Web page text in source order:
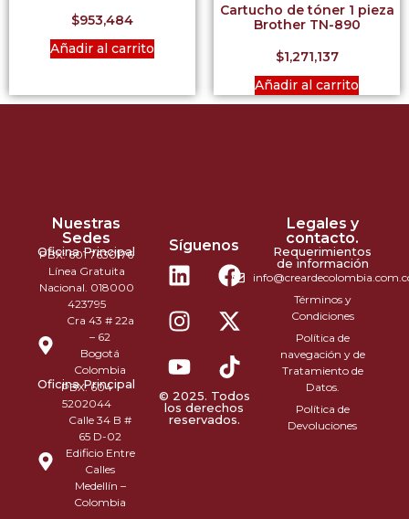
$953,484
Añadir al carrito
Cartucho de tóner 1 pieza
Brother TN-890
$1,271,137
Añadir al carrito
Nuestras
Sedes
Oficina Principal
PBX: 601 7630176
Línea Gratuita
Nacional. 018000
423795
Cra 43 # 22a
– 62
Bogotá
Colombia
Oficina Principal
PBX: 604
5202044
Calle 34 B #
65 D-02
Edificio Entre
Calles
Medellín –
Colombia
Síguenos
© 2025. Todos
los derechos
reservados.
Legales y
contacto.
Requerimientos
de información
Términos y
Condiciones
Política de
navegación y de
Tratamiento de
Datos.
Política de
Devoluciones